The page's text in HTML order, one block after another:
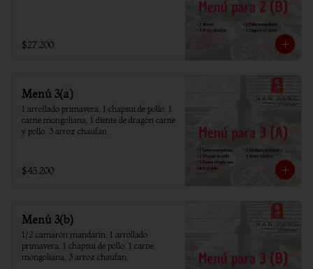
$27.200
Menú 3(a)
1 arrollado primavera, 1 chapsui de pollo, 1
carne mongoliana, 1 diente de dragón carne
y pollo, 3 arroz chaufan
$43.200
Menú 3(b)
1/2 camarón mandarín, 1 arrollado
primavera, 1 chapsui de pollo, 1 carne
mongoliana, 3 arroz chaufan